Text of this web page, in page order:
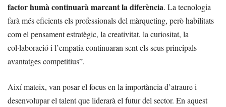
factor humà continuarà marcant la diferència. La tecnologia
farà més eficients els professionals del màrqueting, però habilitats
com el pensament estratègic, la creativitat, la curiositat, la
col·laboració i l’empatia continuaran sent els seus principals
avantatges competitius”.
Així mateix, van posar el focus en la importància d’atraure i
desenvolupar el talent que liderarà el futur del sector. En aquest